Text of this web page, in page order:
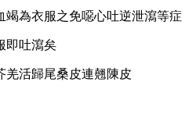
為衣服之免噁心吐逆泄瀉等症
即吐瀉矣
羌活歸尾桑皮連翹陳皮